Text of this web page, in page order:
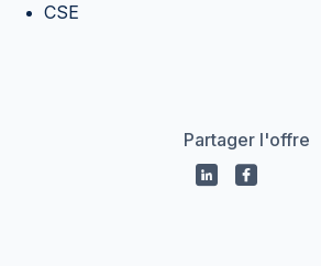
CSE
Partager l'offre